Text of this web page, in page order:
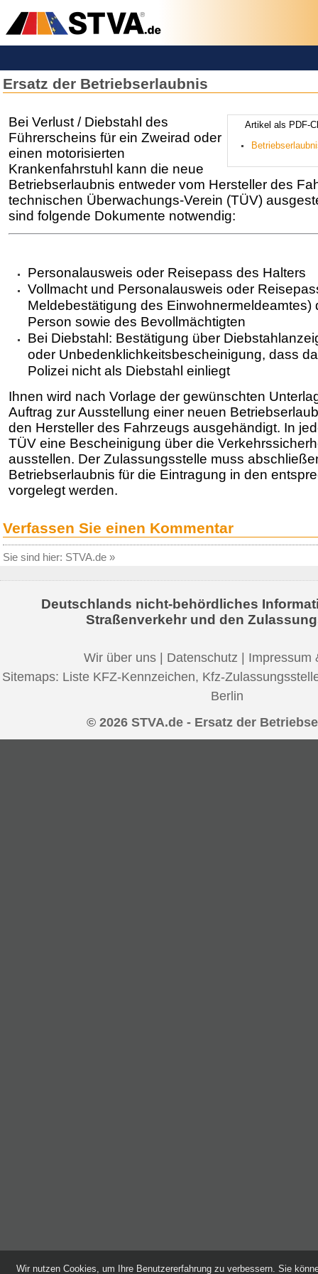
Wir nutzen Cookies, um Ihre Benutzererfahrung zu verbessern. Sie
Ersatz der Betriebserlaubnis
­­­­­­Artikel ­a­ls P­DF-
Bei Verlust / Diebstahl des
Führerscheins für ein Zweirad oder
einen motorisierten
Krankenfahrstuhl kann die neue
Betriebserlaubnis entweder vom Hersteller des
technischen Überwachungs-Verein (TÜV)
sind folgende Dokumente notwendig:
Personalausweis oder Reisepass des Halters
Vollmacht und Personalausweis oder
Meldebestätigung des Einwohnermeldeamtes)
Person sowie des Bevollmächtigten
Bei Diebstahl: Bestätigung über
oder Unbedenklichkeitsbescheini­gung, dass
Polizei nicht als Diebstahl einliegt
Ihnen wird nach Vorlage der gewünschten
Auftrag zur Aus­stellung einer neuen
den Hersteller des Fahrzeugs ausgehändigt. In
TÜV eine Bescheinigung über die
ausstellen. Der Zulassungsstelle muss
Betriebserlaubnis für die Eintragung in den
vorgelegt werden.
Verfassen Sie einen Kommentar
Sie sind hier: STVA.de »
Deutschlands nicht-behördliches
Straßenverkehr und den
Wir über uns Datenschutz
Impressum
Sitemaps: Liste KFZ-Kennzeichen, Kfz-
Berlin
© 2026 STVA.de - Ersatz der